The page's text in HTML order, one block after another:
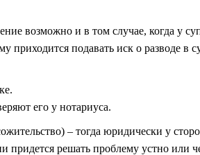
возможно и в том случае, когда у
приходится подавать иск о разводе в
его у нотариуса.
– тогда юридически у
придется решать проблему устно или